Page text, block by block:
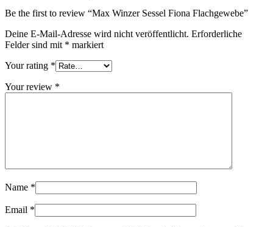
Be the first to review “Max Winzer Sessel Fiona Flachgewebe”
Deine E-Mail-Adresse wird nicht veröffentlicht. Erforderliche
Felder sind mit * markiert
Your rating *
Your review *
Name *
Email *